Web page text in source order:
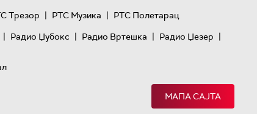
Трезор | РТС Музика | РТС Полетарац
| Радио Џубокс | Радио Вртешка | Радио Џезер |
МАПА САЈТА